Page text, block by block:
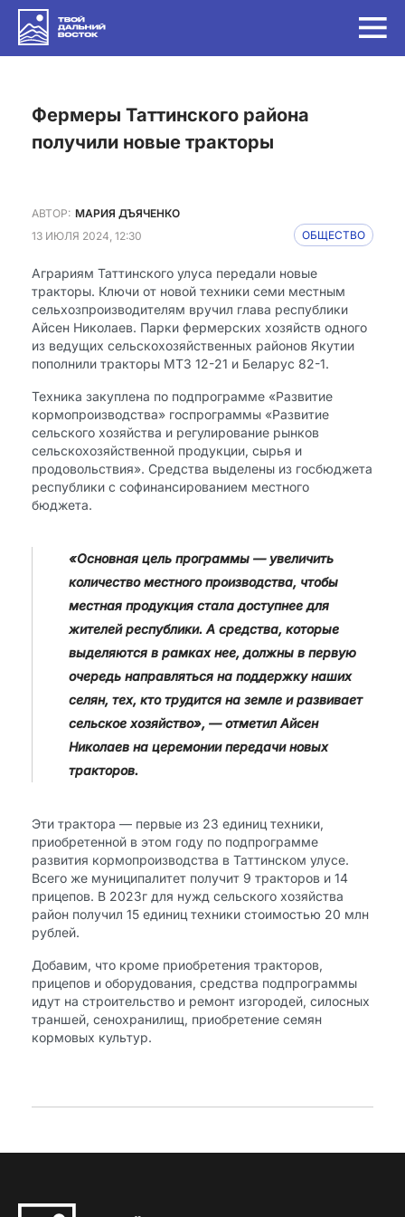
Фермеры Таттинского района
получили новые тракторы
АВТОР: МАРИЯ ДЪЯЧЕНКО
13 ИЮЛЯ 2024, 12:30
ОБЩЕСТВО
Аграриям Таттинского улуса передали новые
тракторы. Ключи от новой техники семи местным
сельхозпроизводителям вручил глава республики
Айсен Николаев. Парки фермерских хозяйств одного
из ведущих сельскохозяйственных районов Якутии
пополнили тракторы МТЗ 12-21 и Беларус 82-1.
Техника закуплена по подпрограмме «Развитие
кормопроизводства» госпрограммы «Развитие
сельского хозяйства и регулирование рынков
сельскохозяйственной продукции, сырья и
продовольствия». Средства выделены из госбюджета
республики с софинансированием местного
бюджета.
«Основная цель программы — увеличить
количество местного производства, чтобы
местная продукция стала доступнее для
жителей республики. А средства, которые
выделяются в рамках нее, должны в первую
очередь направляться на поддержку наших
селян, тех, кто трудится на земле и развивает
сельское хозяйство», — отметил Айсен
Николаев на церемонии передачи новых
тракторов.
Эти трактора — первые из 23 единиц техники,
приобретенной в этом году по подпрограмме
развития кормопроизводства в Таттинском улусе.
Всего же муниципалитет получит 9 тракторов и 14
прицепов. В 2023г для нужд сельского хозяйства
район получил 15 единиц техники стоимостью 20 млн
рублей.
Добавим, что кроме приобретения тракторов,
прицепов и оборудования, средства подпрограммы
идут на строительство и ремонт изгородей, силосных
траншей, сенохранилищ, приобретение семян
кормовых культур.